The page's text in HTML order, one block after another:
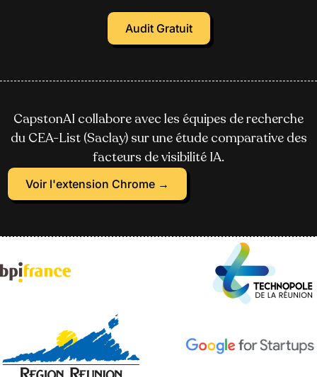
Audit Gratuit
CapstonAI collabore avec les équipes de recherche
du CEA-List (Saclay) sur une étude comparative des
facteurs de visibilité IA.
Voir l'extension Chrome →